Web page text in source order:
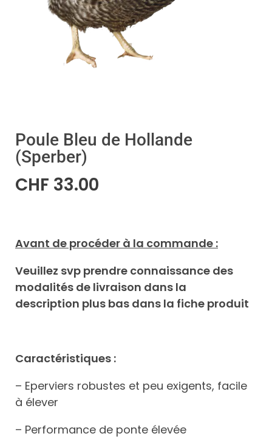
Poule Bleu de Hollande
(Sperber)
CHF 33.00
Avant de procéder à la commande :
Veuillez svp prendre connaissance des
modalités de livraison dans la
description plus bas dans la fiche produit
Caractéristiques :
– Eperviers robustes et peu exigents, facile
à élever
– Performance de ponte élevée